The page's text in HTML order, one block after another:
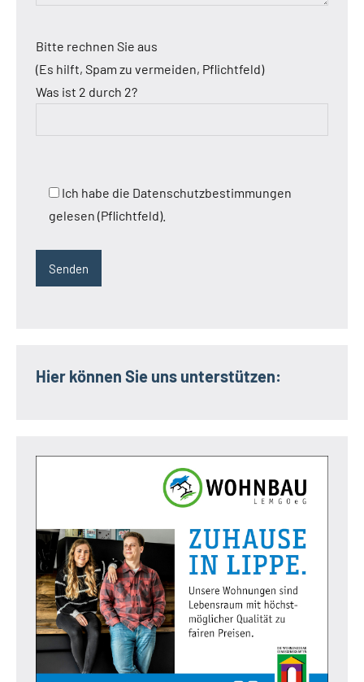
Bitte rechnen Sie aus
(Es hilft, Spam zu vermeiden, Pflichtfeld)
Was ist 2 durch 2?
Ich habe die Datenschutzbestimmungen
gelesen (Pflichtfeld).
Hier können Sie uns unterstützen: